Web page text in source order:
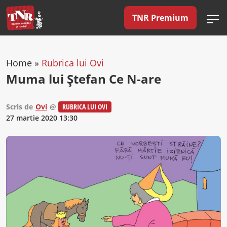
TNR Premium
Home » Rubrica lui Ovi
Muma lui Ştefan Ce N-are
Scris de Ovi @
RUBRICA LUI OVI
27 martie 2020 13:30